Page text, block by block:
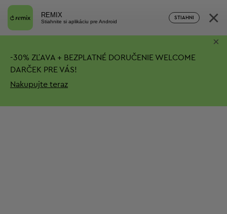
REMIX
Stiahnite si aplikáciu pre Android
STIAHNI ×
-30% ZĽAVA + BEZPLATNÉ DORUČENIE WELCOME
DARČEK PRE VÁS!
Nakupujte teraz
×